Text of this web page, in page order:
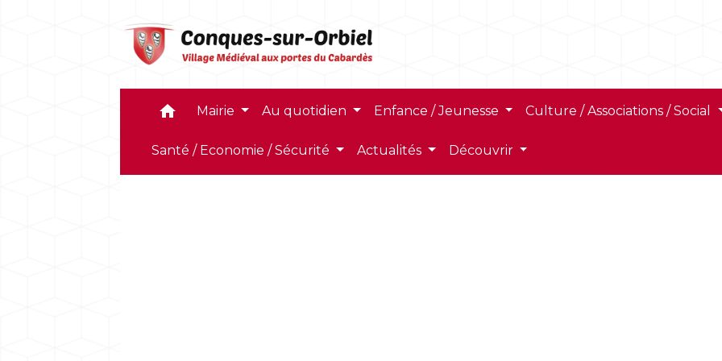
home Mairie Au quotidien Enfance / Jeunesse Culture / Associations / Social
Santé / Economie / Sécurité Actualités Découvrir